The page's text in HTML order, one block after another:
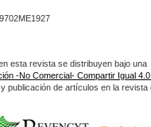
esta revista se distribuyen bajo una
-No Comercial- Compartir Igual 4.0
publicación de artículos en la revista